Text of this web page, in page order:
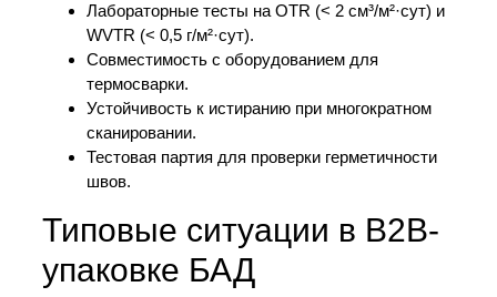
Лабораторные тесты на OTR (< 2 см³/м²·сут) и
WVTR (< 0,5 г/м²·сут).
Совместимость с оборудованием для
термосварки.
Устойчивость к истиранию при многократном
сканировании.
Тестовая партия для проверки герметичности
швов.
Типовые ситуации в B2B-
упаковке БАД